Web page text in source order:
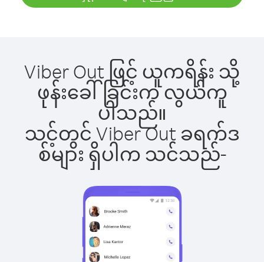
Viber Out ဖြင့် ယူကရိန်း သို့
ဖုန်းခေါ်ခြင်းက လွယ်ကူ
ပါသည်။
သင့်တွင် Viber Out ခရက်ဒ
စ်များ ရှိပါက သင်သည်-